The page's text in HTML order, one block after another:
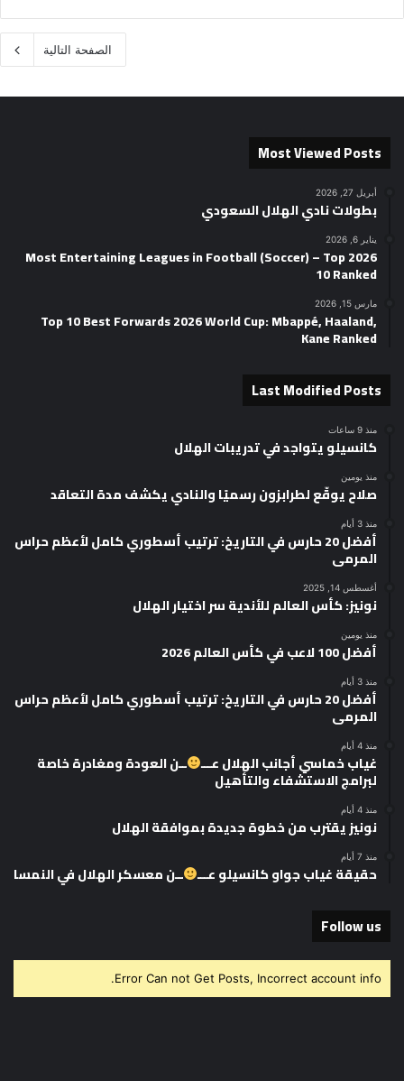
الصفحة التالية
Most Viewed Posts
أبريل 27, 2026
بطولات نادي الهلال السعودي
يناير 6, 2026
2026 Most Entertaining Leagues in Football (Soccer) – Top
10 Ranked
مارس 15, 2026
Top 10 Best Forwards 2026 World Cup: Mbappé, Haaland,
Kane Ranked
Last Modified Posts
منذ 9 ساعات
كانسيلو يتواجد في تدريبات الهلال
منذ يومين
صلاح يوقّع لطرابزون رسميًا والنادي يكشف مدة التعاقد
منذ 3 أيام
أفضل 20 حارس في التاريخ: ترتيب أسطوري كامل لأعظم حراس
المرمى
أغسطس 14, 2025
نونيز: كأس العالم للأندية سر اختيار الهلال
منذ يومين
أفضل 100 لاعب في كأس العالم 2026
منذ 3 أيام
أفضل 20 حارس في التاريخ: ترتيب أسطوري كامل لأعظم حراس
المرمى
منذ 4 أيام
غياب خماسي أجانب الهلال عـــ ــن العودة ومغادرة خاصة
لبرامج الاستشفاء والتأهيل
منذ 4 أيام
نونيز يقترب من خطوة جديدة بموافقة الهلال
منذ 7 أيام
حقيقة غياب جواو كانسيلو عـــ ــن معسكر الهلال في النمسا
Follow us
Error Can not Get Posts, Incorrect account info.